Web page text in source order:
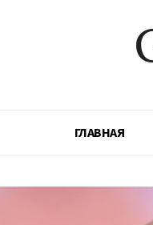
ГЛАВНАЯ